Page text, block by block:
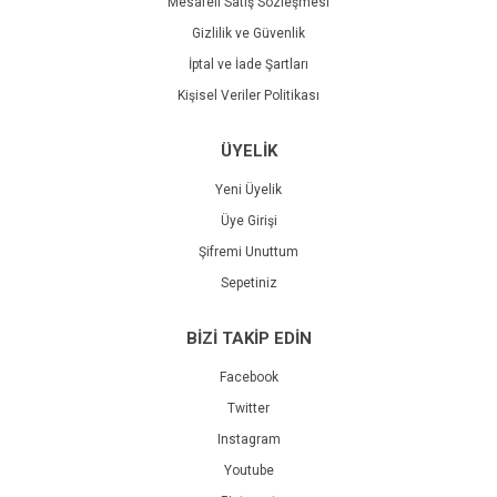
Gizlilik ve Güvenlik
İptal ve İade Şartları
Kişisel Veriler Politikası
ÜYELİK
Yeni Üyelik
Üye Girişi
Şifremi Unuttum
Sepetiniz
BİZİ TAKİP EDİN
Facebook
Twitter
Instagram
Youtube